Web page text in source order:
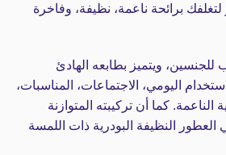
برائحة ناعمة، نظيفة، وفاخرة
ويتميز بطابعه الهادئ
اليومي، الاجتماعات، المناسبات،
الناعمة. كما أن تركيبته المتوازنة
العطور النظيفة البودرية ذات اللمسة